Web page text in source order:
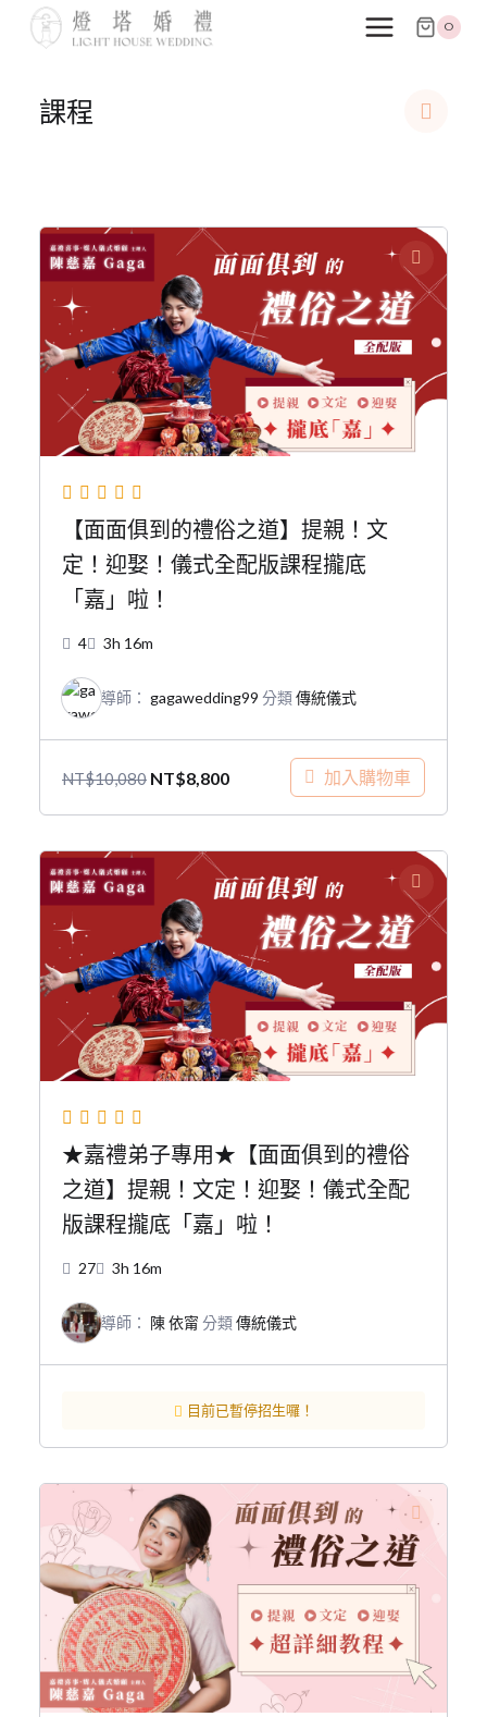
0
課程
【面面俱到的禮俗之道】提親！文
定！迎娶！儀式全配版課程攏底
「嘉」啦！
4 3h 16m
導師： gagawedding99 分類傳統儀式
NT$10,080 原
格：
NT$10,080。
NT$8,800目
格：
NT$8,800。
加入購物車
★嘉禮弟子專用★【面面俱到的禮俗
之道】提親！文定！迎娶！儀式全配
版課程攏底「嘉」啦！
27 3h 16m
導師： 陳 依甯 分類傳統儀式
目前已暫停招生囉！